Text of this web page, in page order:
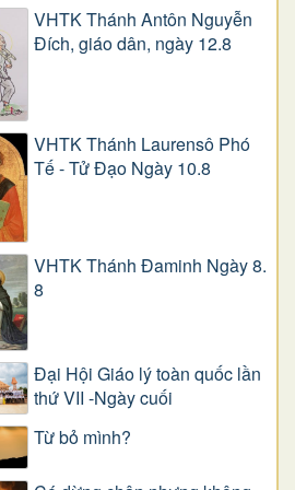
VHTK Thánh Antôn Nguyễn
Ðích, giáo dân, ngày 12.8
VHTK Thánh Laurensô Phó
Tế - Tử Đạo Ngày 10.8
VHTK Thánh Đaminh Ngày 8.
8
Đại Hội Giáo lý toàn quốc lần
thứ VII -Ngày cuối
Từ bỏ mình?